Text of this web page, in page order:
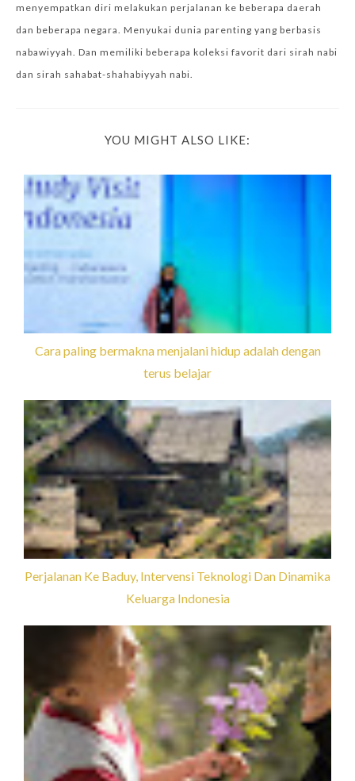
menyempatkan diri melakukan perjalanan ke beberapa daerah
dan beberapa negara. Menyukai dunia parenting yang berbasis
nabawiyyah. Dan memiliki beberapa koleksi favorit dari sirah nabi
dan sirah sahabat-shahabiyyah nabi.
YOU MIGHT ALSO LIKE:
Cara paling bermakna menjalani hidup adalah dengan
terus belajar
Perjalanan Ke Baduy, Intervensi Teknologi Dan Dinamika
Keluarga Indonesia